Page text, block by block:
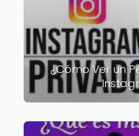
¿Cómo Ver un